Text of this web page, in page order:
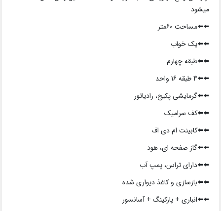
میشود
⬅️⬅️مساحت 60متر
⬅️⬅️یک خواب
⬅️⬅️طبقه چهارم
⬅️⬅️4 طبقه 16 واحد
⬅️⬅️گرمایشی پکیج، رادیاتور
⬅️⬅️کف سرامیک
⬅️⬅️کابینت ام دی اف
⬅️⬅️گاز صفحه ای، هود
⬅️⬅️دارای تراس، پمپ آب
⬅️⬅️بازسازی و کاغذ دیواری شده
⬅️⬅️انباری + پارکینگ + آسانسور